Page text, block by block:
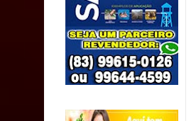
Mari marca
SUS
MULUNGU:
população